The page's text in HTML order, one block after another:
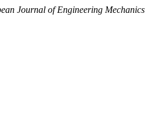
Journal of Engineering Mechanics